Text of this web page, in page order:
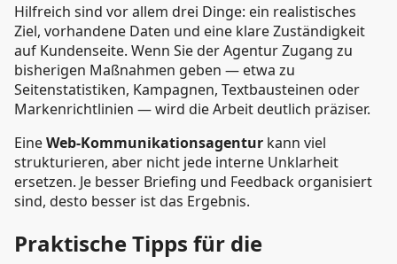
Hilfreich sind vor allem drei Dinge: ein realistisches
Ziel, vorhandene Daten und eine klare Zuständigkeit
auf Kundenseite. Wenn Sie der Agentur Zugang zu
bisherigen Maßnahmen geben — etwa zu
Seitenstatistiken, Kampagnen, Textbausteinen oder
Markenrichtlinien — wird die Arbeit deutlich präziser.
EineWeb-Kommunikationsagentur kann viel
strukturieren, aber nicht jede interne Unklarheit
ersetzen. Je besser Briefing und Feedback organisiert
sind, desto besser ist das Ergebnis.
Praktische Tipps für die